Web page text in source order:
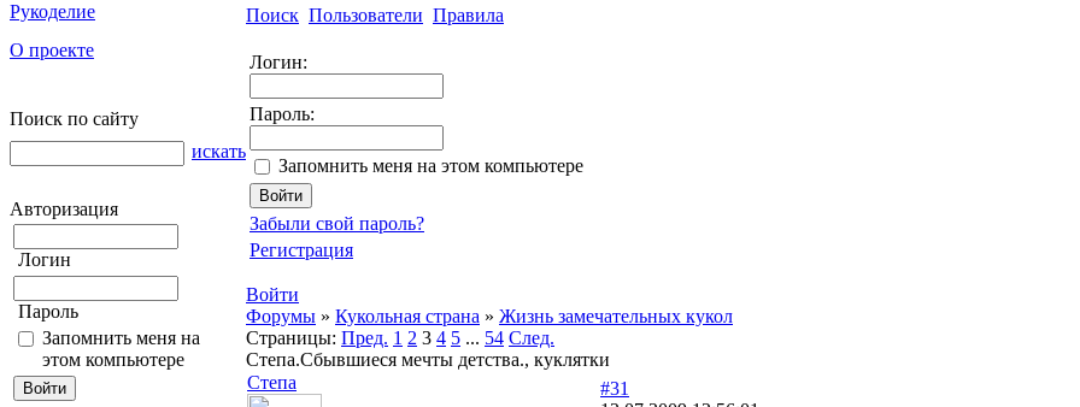
Рукоделие
О проекте
Поиск по сайту
искать
Авторизация
Логин
Пароль
Запомнить меня на
этом компьютере
Поиск Пользователи Правила
Логин:
Пароль:
Запомнить меня на этом компьютере
Забыли свой пароль?
Регистрация
Войти
Форумы » Кукольная страна » Жизнь замечательных кукол
Страницы: Пред. 1 2 3 4 5 ... 54 След.
Степа.Сбывшиеся мечты детства., куклятки
Степа
#31